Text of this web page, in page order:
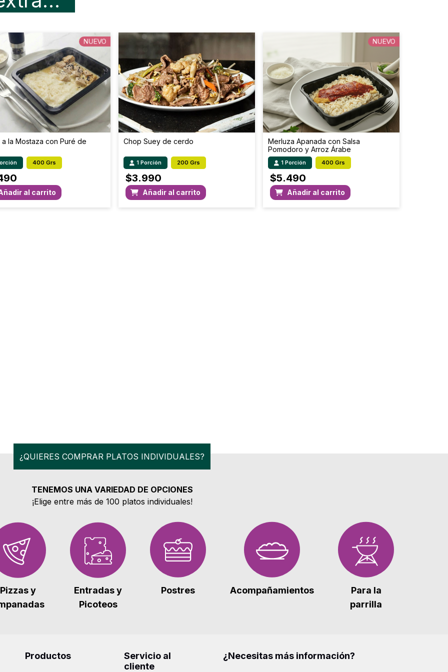
Fibra Total (g) 13.6
Sodio (mg) 73
NUEVO
la Mostaza con Puré de
400 Grs
al carrito
Chop Suey de cerdo
1 Porción 200 Grs
$3.990
Añadir al carrito
NUEVO
Merluza Apanada con Salsa
Pomodoro y Arroz Árabe
1 Porción 400 Grs
$5.490
Añadir al carrito
¿QUIERES COMPRAR PLATOS INDIVIDUALES?
TENEMOS UNA VARIEDAD DE OPCIONES
¡Elige entre más de 100 platos individuales!
Pizzas y
Entradas y
Picoteos
Postres Acompañamientos
Para la
parrilla
Productos
Servicio al
cliente
¿Necesitas más información?